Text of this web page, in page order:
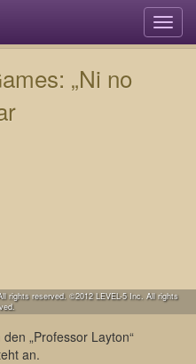
„Ni no
rights reserved. ©2012 LEVEL-5 Inc. All rights
„Professor Layton“
an.